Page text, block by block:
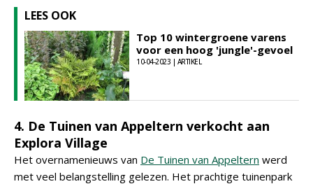
LEES OOK
Top 10 wintergroene varens
voor een hoog 'jungle'-gevoel
10-04-2023 | ARTIKEL
4. De Tuinen van Appeltern verkocht aan
Explora Village
Het overnamenieuws van De Tuinen van Appeltern werd
met veel belangstelling gelezen. Het prachtige tuinenpark